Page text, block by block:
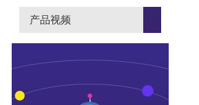
产品视频